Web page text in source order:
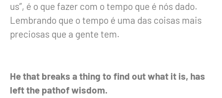
us”, é o que fazer com o tempo que é nós dado.
Lembrando que o tempo é uma das coisas mais
preciosas que a gente tem.
He that breaks a thing to find out what it is, has
left the pathof wisdom.